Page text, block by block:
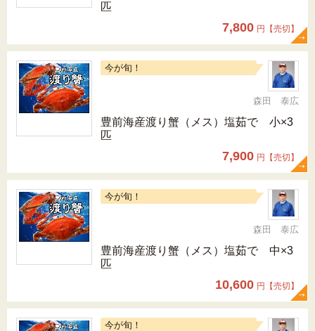
匹
7,800 円【売切】
今が旬！
森田 泰広
豊前海産渡り蟹（メス）塩茹で 小×3
匹
7,900 円【売切】
今が旬！
森田 泰広
豊前海産渡り蟹（メス）塩茹で 中×3
匹
10,600 円【売切】
今が旬！